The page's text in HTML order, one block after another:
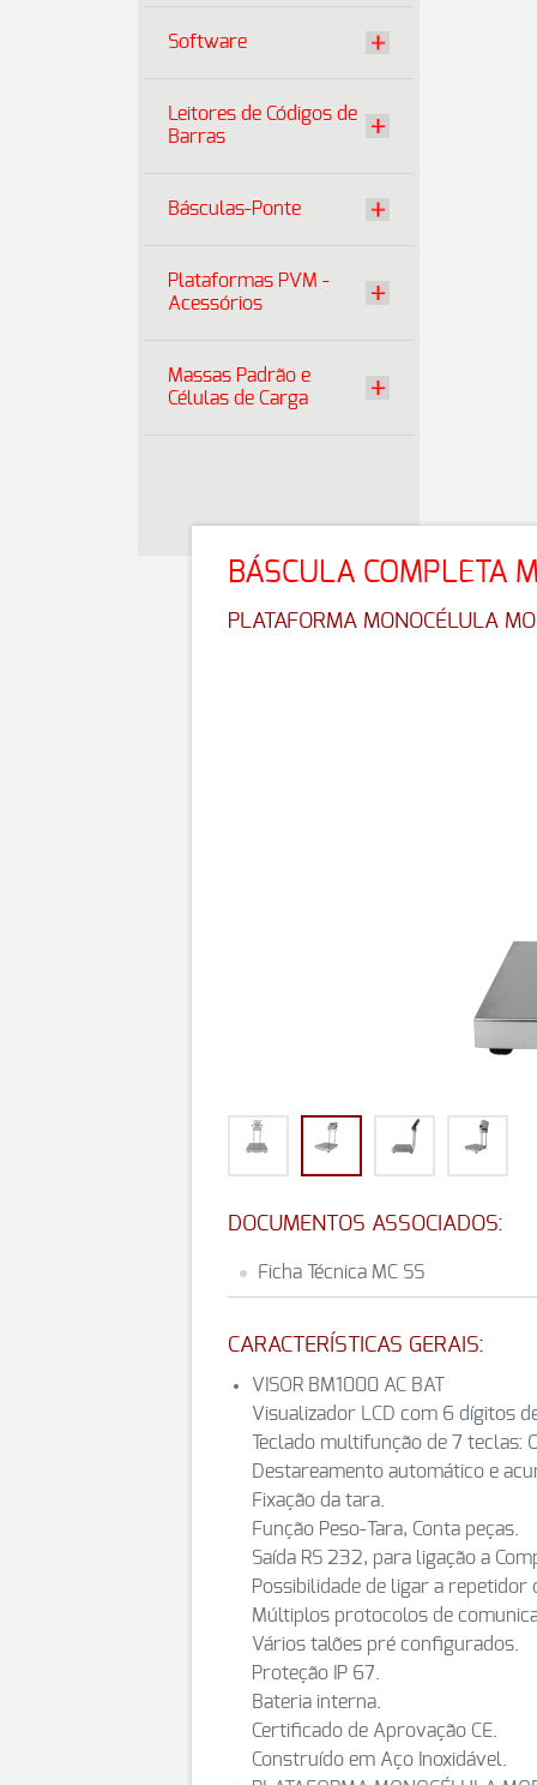
Software
Leitores de Códigos de
Barras
Básculas-Ponte
Plataformas PVM -
Acessórios
Massas Padrão e
Células de Carga
BÁSCULA COMPLETA
PLATAFORMA MONOCÉLULA
DOCUMENTOS ASSOCIADOS:
Ficha Técnica MC SS
CARACTERÍSTICAS GERAIS:
VISOR BM1000 AC BAT
Visualizador LCD com 6 dígitos
Teclado multifunção de 7 teclas:
Destareamento automático e
Fixação da tara.
Função Peso-Tara, Conta peças.
Saída RS 232, para ligação a
Possibilidade de ligar a repetidor
Múltiplos protocolos de
Vários talões pré configurados.
Proteção IP 67.
Bateria interna.
Certificado de Aprovação CE.
Construído em Aço Inoxidável.